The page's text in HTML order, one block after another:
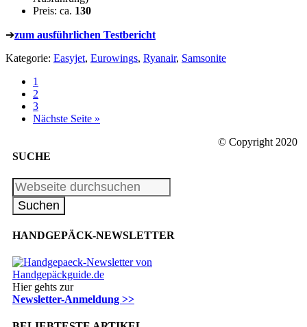
Preis: ca. 130
➔zum ausführlichen Testbericht
Kategorie: Easyjet, Eurowings, Ryanair, Samsonite
1
2
3
Nächste Seite »
SUCHE
HANDGEPÄCK-NEWSLETTER
Hier gehts zur
Newsletter-Anmeldung >>
© Copyright 2020